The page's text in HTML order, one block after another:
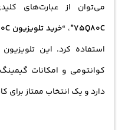
می‌توان از عبارت‌های
75Q80C” ، “خرید تلویزیون 75Q80C”
کوانتومی و امکانات
دارد و یک انتخاب ممتاز